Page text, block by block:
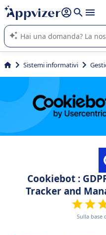
righe con
shift + enter
L'IA di Appvizer vi guida
software SaaS per la vostra
Sistemi informativi
Cookiebot :
Tracker and
Sulla base